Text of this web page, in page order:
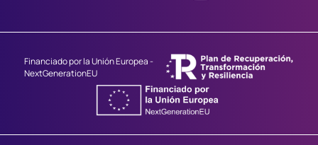
Financiado por la Unión Europea -
NextGenerationEU